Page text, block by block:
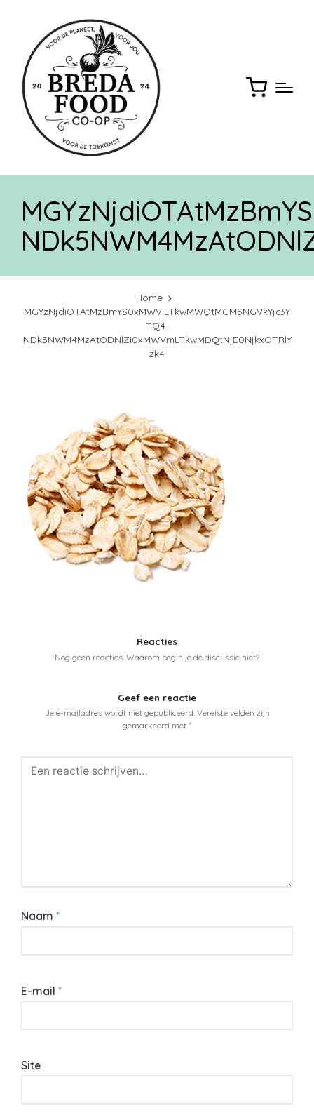
Home
MGYzNjdiOTAtMzBmYS0xMWViLTkwMWQtMGM5NGVkYjc3Y
TQ4-
NDk5NWM4MzAtODNlZi0xMWVmLTkwMDQtNjE0NjkxOTRlY
zk4
Reacties
Nog geen reacties. Waarom begin je de discussie niet?
Geef een reactie
Je e-mailadres wordt niet gepubliceerd. Vereiste velden zijn
gemarkeerd met *
Naam *
E-mail *
Site